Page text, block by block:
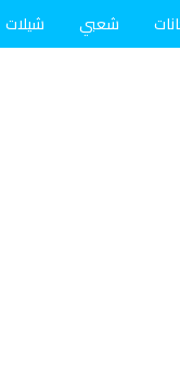
شعبي شيلات